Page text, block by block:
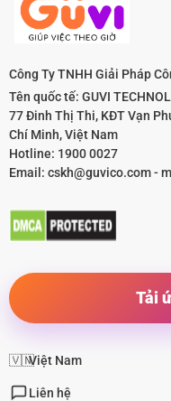
Công Ty TNHH Giải Pháp
Tên quốc tế: GUVI
77 Đinh Thị Thi, KĐT Vạn
Chí Minh, Việt Nam
Hotline: 1900 0027
Email: cskh@guvico.com-
Tải
🇻🇳Việt Nam
Liên hệ